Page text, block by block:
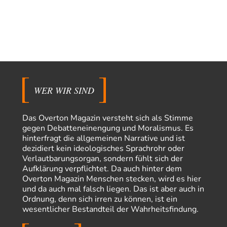
Die von Selenskij angeordnete 40-Tage-Operation hat den
Natürlich ist Russland scheinbar zögerlich, inkonsequent, reagiert immer
nur . Aber es ist vielleicht, wie…
Patient 0
Helmut Schelsky – Der Mann, der den Marxismus überlebte
> Eine schwammige Kritik, die nicht an der Theorie nachweist, dass die
fehlerhaft oder unvollständig…
Conradvor 10 Stunden zu:
Entkernen, Umfunktionieren und (feindlich) Übernehmen
Die NATO-Manöver gibt es noch. Mehr, als, zuvor, größere, nur eben jetzt
ein paar tausend…
Torstenvor 20 Stunden zu:
Urteil des Bundesverwaltungsgerichts zur ewigen
Geheimhaltung
Der Deep-State braucht Feinde wie ein Fisch das Wasser. Und nichts
WER WIR SIND
Das Overton Magazin versteht sich als Stimme
gegen Debatteneinengung und Moralismus. Es
hinterfragt die allgemeinen Narrative und ist
dezidiert kein ideologisches Sprachrohr oder
Verlautbarungsorgan, sondern fühlt sich der
Aufklärung verpflichtet. Da auch hinter dem
Overton Magazin Menschen stecken, wird es hier
und da auch mal falsch liegen. Das ist aber auch in
Ordnung, denn sich irren zu können, ist ein
wesentlicher Bestandteil der Wahrheitsfindung.